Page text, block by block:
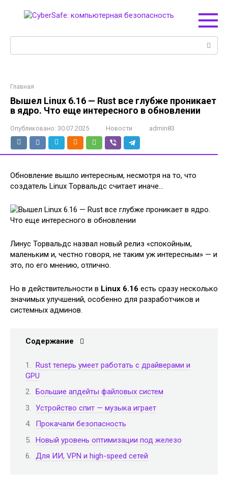
Главная
Вышел Linux 6.16 — Rust все глубже проникает
в ядро. Что еще интересного в обновлении
Опубликовано: 30.07.2025 Новости admin83
Обновление вышло интересным, несмотря на то, что
создатель Linux Торвальдс считает иначе…
Линус Торвальдс назвал новый релиз «спокойным,
маленьким и, честно говоря, не таким уж интересным» — и
это, по его мнению, отлично.
Но в действительности в Linux 6.16 есть сразу несколько
значимых улучшений, особенно для разработчиков и
системных админов.
Содержание
Rust теперь умеет работать с драйверами и
GPU
Большие апдейты файловых систем
Устройство спит — музыка играет
Прокачали безопасность
Новый уровень оптимизации под железо
Для ИИ, VPN и high-speed сетей